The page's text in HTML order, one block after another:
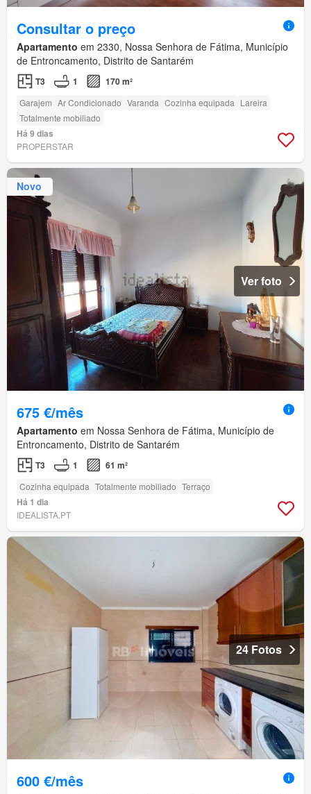
Consultar o preço
Apartamento em 2330, Nossa Senhora de Fátima, Município
de Entroncamento, Distrito de Santarém
T3 1 170 m²
Garajem Ar Condicionado Varanda Cozinha equipada Lareira
Totalmente mobiliado
Há 9 dias
PROPERSTAR
Novo
Ver foto
675 €/mês
Apartamento em Nossa Senhora de Fátima, Município de
Entroncamento, Distrito de Santarém
T3 1 61 m²
Cozinha equipada Totalmente mobiliado Terraço
Há 1 dia
IDEALISTA.PT
24 Fotos
600 €/mês